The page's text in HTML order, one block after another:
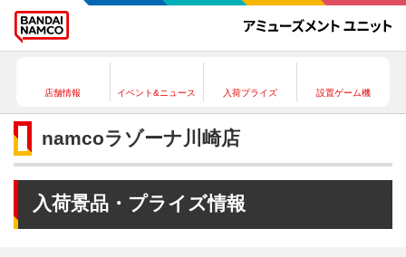
店舗情報 イベント&ニュース 入荷プライズ 設置ゲーム機
namcoラゾーナ川崎店
入荷景品・プライズ情報